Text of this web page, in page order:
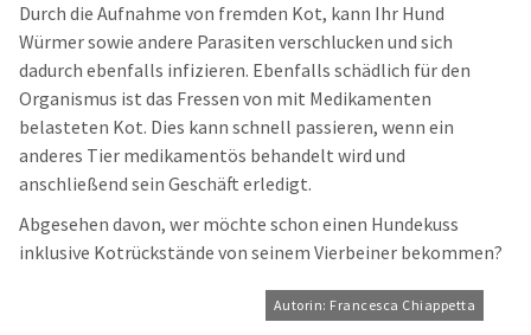
Durch die Aufnahme von fremden Kot, kann Ihr Hund
Würmer sowie andere Parasiten verschlucken und sich
dadurch ebenfalls infizieren. Ebenfalls schädlich für den
Organismus ist das Fressen von mit Medikamenten
belasteten Kot. Dies kann schnell passieren, wenn ein
anderes Tier medikamentös behandelt wird und
anschließend sein Geschäft erledigt.
Abgesehen davon, wer möchte schon einen Hundekuss
inklusive Kotrückstände von seinem Vierbeiner bekommen?
Autorin: Francesca Chiappetta